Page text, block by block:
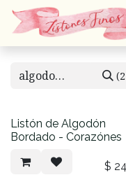
Ir al contenido
Listón de Algodón
Bordado - Corazónes
$